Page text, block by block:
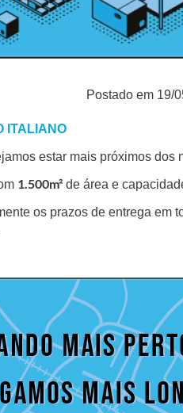
Postado em 19/
ITALIANO
estar mais próximos dos
1.500m² de área e
os prazos de entrega em